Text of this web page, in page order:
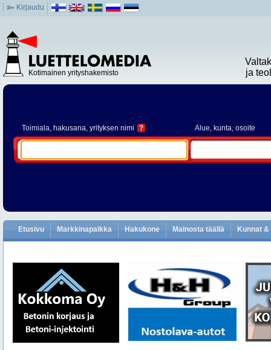
Kirjaudu
Kotimainen yrityshakemisto
ja
Toimiala, hakusana, yrityksen nimi ? Alue, kunta, osoite
Etusivu Markkinapaikka Hakukone Mainosta täällä Kunnat